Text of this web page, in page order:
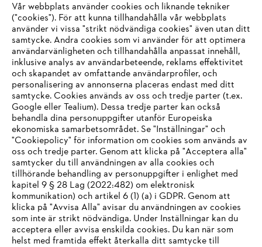
Företaget
STIHL FAQ
Service
Allmänna villkor och bestämmelser
IHR BROWSER WIRD NICHT
UNTERSTÜTZT
Sie nutzen einen Browser, den wir noch nicht unterstützen. Für
Vår webbplats använder cookies och liknande tekniker
("cookies"). För att kunna tillhandahålla vår webbplats
använder vi vissa "strikt nödvändiga cookies" även utan ditt
samtycke. Andra cookies som vi använder för att optimera
användarvänligheten och tillhandahålla anpassat innehåll,
inklusive analys av användarbeteende, reklams effektivitet
och skapandet av omfattande användarprofiler, och
personalisering av annonserna placeras endast med ditt
samtycke. Cookies används av oss och tredje parter (t.ex.
Google eller Tealium). Dessa tredje parter kan också
behandla dina personuppgifter utanför Europeiska
ekonomiska samarbetsområdet. Se "Inställningar" och
"Cookiepolicy" för information om cookies som används av
oss och tredje parter. Genom att klicka på "Acceptera alla"
samtycker du till användningen av alla cookies och
tillhörande behandling av personuppgifter i enlighet med
kapitel 9 § 28 Lag (2022:482) om elektronisk
kommunikation) och artikel 6 (1) (a) i GDPR. Genom att
klicka på "Avvisa Alla" avisar du användningen av cookies
som inte är strikt nödvändiga. Under Inställningar kan du
acceptera eller avvisa enskilda cookies. Du kan när som
helst med framtida effekt återkalla ditt samtycke till